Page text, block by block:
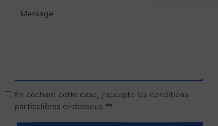
En cochant cette case, j'accepte les conditions
particulières ci-dessous **